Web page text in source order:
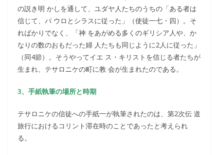
の説き明 かしを通して、ユダヤ人たちのうちの「ある者は
信じて、パ ウロとシラスに従った」（使徒一七・四）。そ
ればかりでなく、「神 をあがめる多くのギリシア人や、か
なりの数のおもだった婦 人たちも同じように2人に従った」
（同4節）。そうやってイエ ス・キリストを信じる者たちが
生まれ、テサロニケの町に教 会が生まれたのである。
3、手紙執筆の場所と時期
テサロニケの信徒への手紙一が執筆されたのは、第2次伝 道
旅行におけるコリント滞在時のことであったと考えられ
る。